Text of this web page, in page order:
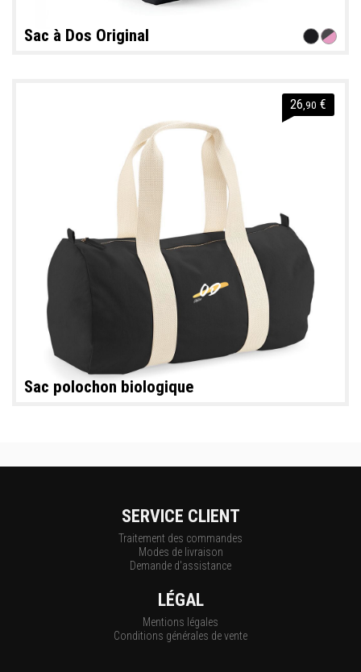
Sac à Dos Original
26 ,90 €
Sac polochon biologique
SERVICE CLIENT
Traitement des commandes
Modes de livraison
Demande d'assistance
LÉGAL
Mentions légales
Conditions générales de vente